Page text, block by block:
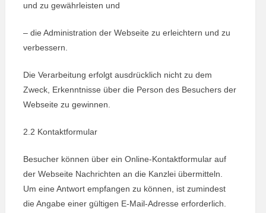
und zu gewährleisten und
– die Administration der Webseite zu erleichtern und zu
verbessern.
Die Verarbeitung erfolgt ausdrücklich nicht zu dem
Zweck, Erkenntnisse über die Person des Besuchers der
Webseite zu gewinnen.
2.2 Kontaktformular
Besucher können über ein Online-Kontaktformular auf
der Webseite Nachrichten an die Kanzlei übermitteln.
Um eine Antwort empfangen zu können, ist zumindest
die Angabe einer gültigen E-Mail-Adresse erforderlich.